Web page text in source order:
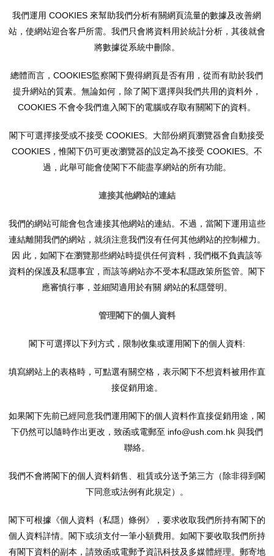
我們運用 COOKIES 來幫助我們分析有關網頁流量的數據及改善網
站，使網站迎合客戶所需。我們只會將資料用於統計分析，其後就會
將數據從系統中刪除。
總體而言，COOKIES監察閣下覺得網頁是否有用，從而有助於我們
提升網站的質素。無論如何，除了閣下選擇與我們共用的資料外，
COOKIES 不會令我們進入閣下的電腦或存取有關閣下的資料。
閣下可選擇接受或不接受 COOKIES。大部份網頁瀏覽器會自動接受
COOKIES，惟閣下仍可更改瀏覽器的設定為不接受 COOKIES。不
過，此舉可能會使閣下不能盡享網站的所有功能。
連接其他網站的連結
我們的網站可能會包含連接其他網站的連結。不過，當閣下運用這些
連結離開我們的網站，就須注意我們沒有任何其他網站的控制權力。
因 此，如閣下在瀏覽那些網站時提供任何資料，我們概不負責該等
資料的保護及私隱事宜，而該等網站亦不受本私隱政策所監管。閣下
應審慎行事，並細閱適用於有關 網站的私隱聲明。
管理閣下的個人資料
閣下可選擇以下列方式，限制收集或運用閣下的個人資料:
填寫網站上的表格時，可點選有關空格，表示閣下不想資料被用作直
接促銷用途。
如果閣下先前已經同意我們運用閣下的個人資料作直接促銷用途，閣
下仍然可以隨時作出更改，致函或電郵至 info@ush.com.hk 與我們
聯絡。
我們不會將閣下的個人資料銷售、租賃或分送予第三方（除非得到閣
下同意或法例有此規定）。
閣下可根據《個人資料（私隱）條例》，要求收取我們所持有閣下的
個人資料詳情。閣下或須支付一筆小額費用。如閣下要收取我們所持
有閣下資料的副本，請致函或電郵予資訊科技及多媒體經理。郵寄地